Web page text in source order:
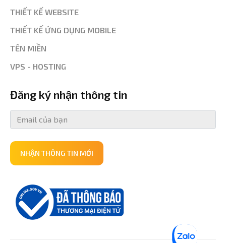
THIẾT KẾ WEBSITE
THIẾT KẾ ỨNG DỤNG MOBILE
TÊN MIỀN
VPS - HOSTING
Đăng ký nhận thông tin
NHẬN THÔNG TIN MỚI